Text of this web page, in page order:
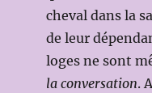
cheval dans la
de leur
loges ne sont
la conversation.